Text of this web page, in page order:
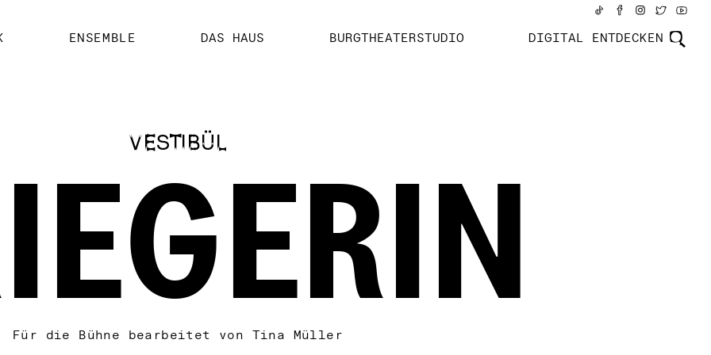
ENSEMBLE DAS HAUS BURGTHEATERSTUDIO DIGITAL ENTDECKEN
VESTIBÜL
Für die Bühne bearbeitet von Tina Müller